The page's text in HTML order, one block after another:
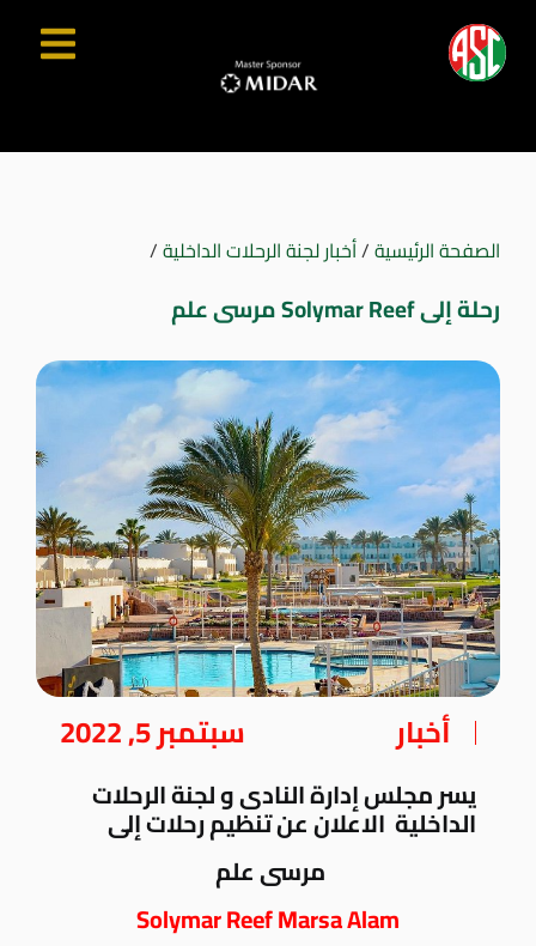
الصفحة الرئيسية/أخبار لجنة الرحلات الداخلية/
رحلة إلى Solymar Reef مرسى علم
أخبار سبتمبر 5, 2022
يسر مجلس إدارة النادى و لجنة الرحلات
الداخلية الاعلان عن تنظيم رحلات إلى
مرسى علم
Solymar Reef Marsa Alam